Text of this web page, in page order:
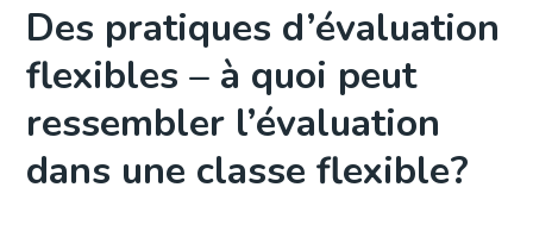
Des pratiques d’évaluation
flexibles – à quoi peut
ressembler l’évaluation
dans une classe flexible?